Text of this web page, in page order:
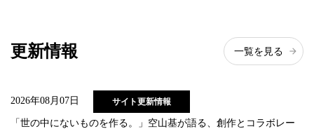
更新情報 一覧を見る
2026年08月07日 サイト更新情報
「世の中にないものを作る。」空山基が語る、創作とコラボレー